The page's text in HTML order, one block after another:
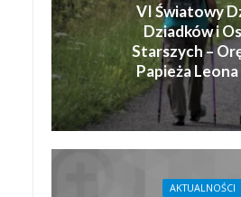
VI Światowy
Dziadków i
Starszych –
Papieża
AKTUALNOŚCI